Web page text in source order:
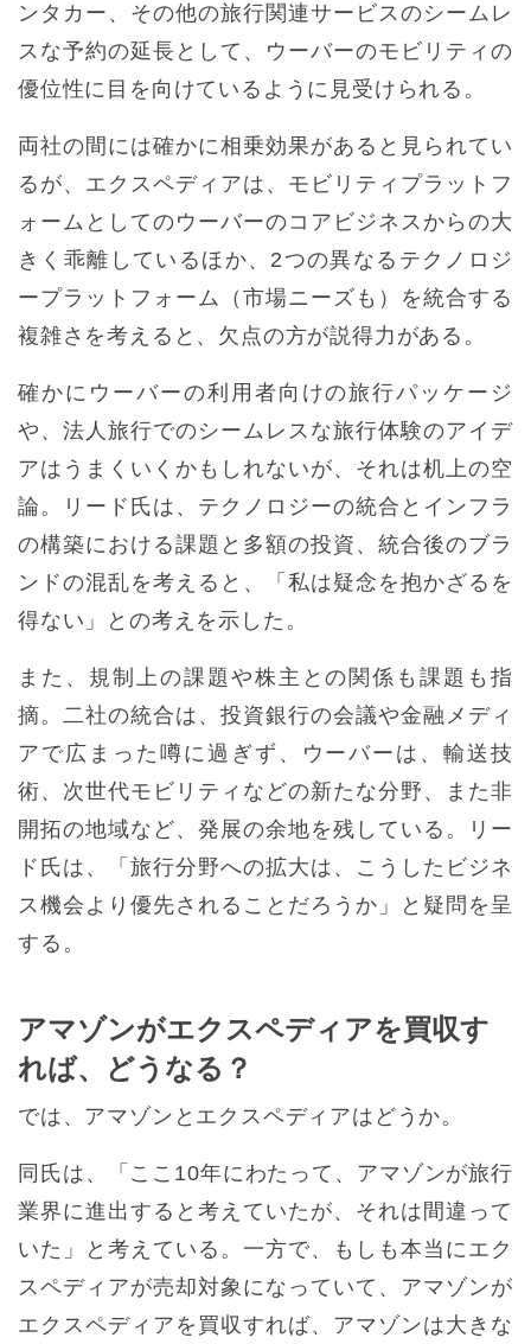
ンタカー、その他の旅行関連サービスのシームレ
スな予約の延長として、ウーバーのモビリティの
優位性に目を向けているように見受けられる。
両社の間には確かに相乗効果があると見られてい
るが、エクスペディアは、モビリティプラットフ
ォームとしてのウーバーのコアビジネスからの大
きく乖離しているほか、2つの異なるテクノロジ
ープラットフォーム（市場ニーズも）を統合する
複雑さを考えると、欠点の方が説得力がある。
確かにウーバーの利用者向けの旅行パッケージ
や、法人旅行でのシームレスな旅行体験のアイデ
アはうまくいくかもしれないが、それは机上の空
論。リード氏は、テクノロジーの統合とインフラ
の構築における課題と多額の投資、統合後のブラ
ンドの混乱を考えると、「私は疑念を抱かざるを
得ない」との考えを示した。
また、規制上の課題や株主との関係も課題も指
摘。二社の統合は、投資銀行の会議や金融メディ
アで広まった噂に過ぎず、ウーバーは、輸送技
術、次世代モビリティなどの新たな分野、また非
開拓の地域など、発展の余地を残している。リー
ド氏は、「旅行分野への拡大は、こうしたビジネ
ス機会より優先されることだろうか」と疑問を呈
する。
アマゾンがエクスペディアを買収す
れば、どうなる？
では、アマゾンとエクスペディアはどうか。
同氏は、「ここ10年にわたって、アマゾンが旅行
業界に進出すると考えていたが、それは間違って
いた」と考えている。一方で、もしも本当にエク
スペディアが売却対象になっていて、アマゾンが
エクスペディアを買収すれば、アマゾンは大きな